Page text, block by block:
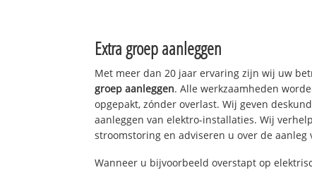
Extra groep aanleggen
Met meer dan 20 jaar ervaring zijn wij uw
groep aanleggen. Alle werkzaamheden
opgepakt, zónder overlast. Wij geven
aanleggen van elektro-installaties. Wij
stroomstoring en adviseren u over de
Wanneer u bijvoorbeeld overstapt op